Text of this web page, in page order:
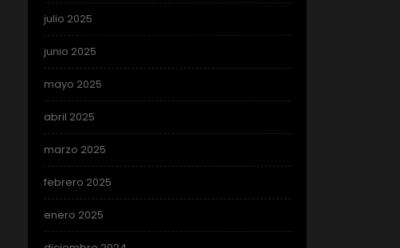
julio 2025
junio 2025
mayo 2025
abril 2025
marzo 2025
febrero 2025
enero 2025